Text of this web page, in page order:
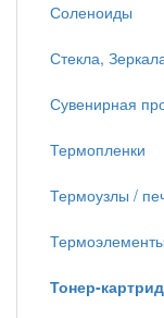
Соленоиды
Стекла,
Сувенирная
Термопленки
Термоузлы /
Термоэлементы
Тонер-